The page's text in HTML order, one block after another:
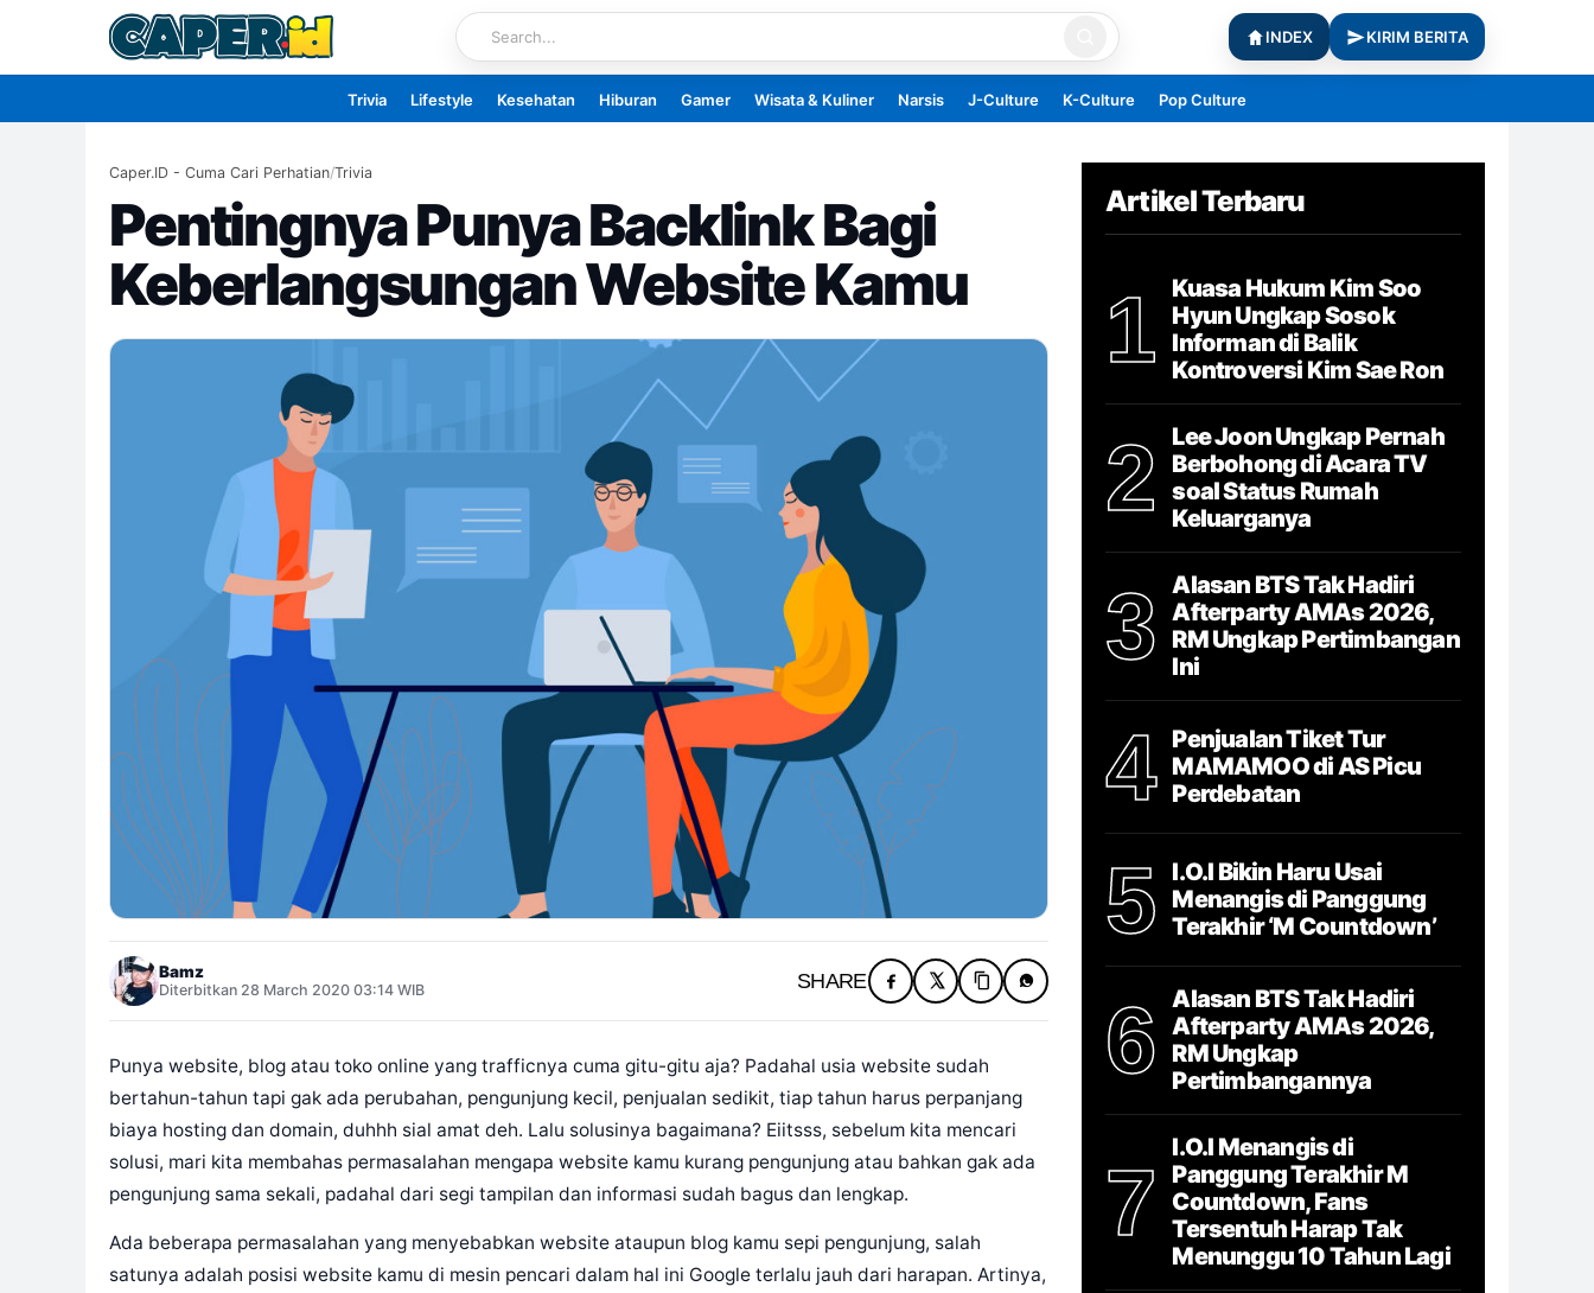
content
INDEX KIRIM BERITA
Trivia Lifestyle Kesehatan Hiburan Gamer Wisata & Kuliner Narsis J-Culture K-Culture Pop Culture
Caper.ID - Cuma Cari Perhatian/Trivia
Pentingnya Punya Backlink Bagi
Keberlangsungan Website Kamu
Bamz
Diterbitkan 28 March 2020 03:14 WIB SHARE
Punya website, blog atau toko online yang trafficnya cuma gitu-gitu aja? Padahal usia website sudah
bertahun-tahun tapi gak ada perubahan, pengunjung kecil, penjualan sedikit, tiap tahun harus perpanjang
biaya hosting dan domain, duhhh sial amat deh. Lalu solusinya bagaimana? Eiitsss, sebelum kita mencari
solusi, mari kita membahas permasalahan mengapa website kamu kurang pengunjung atau bahkan gak ada
pengunjung sama sekali, padahal dari segi tampilan dan informasi sudah bagus dan lengkap.
Ada beberapa permasalahan yang menyebabkan website ataupun blog kamu sepi pengunjung, salah
satunya adalah posisi website kamu di mesin pencari dalam hal ini Google terlalu jauh dari harapan. Artinya,
Artikel Terbaru
1
Kuasa Hukum Kim Soo
Hyun Ungkap Sosok
Informan di Balik
Kontroversi Kim Sae Ron
2
Lee Joon Ungkap Pernah
Berbohong di Acara TV
soal Status Rumah
Keluarganya
3
Alasan BTS Tak Hadiri
Afterparty AMAs 2026,
RM Ungkap Pertimbangan
Ini
4
Penjualan Tiket Tur
MAMAMOO di AS Picu
Perdebatan
5
I.O.I Bikin Haru Usai
Menangis di Panggung
Terakhir ‘M Countdown’
6
Alasan BTS Tak Hadiri
Afterparty AMAs 2026,
RM Ungkap
Pertimbangannya
7
I.O.I Menangis di
Panggung Terakhir M
Countdown, Fans
Tersentuh Harap Tak
Menunggu 10 Tahun Lagi